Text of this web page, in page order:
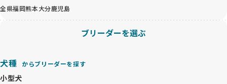
全県福岡熊本大分鹿児島
ブリーダーを選ぶ
犬種 からブリーダーを探す
小型犬